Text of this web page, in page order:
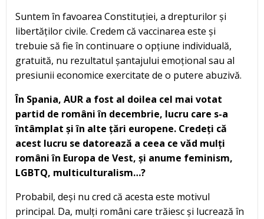
Suntem în favoarea Constituției, a drepturilor și
libertăților civile. Credem că vaccinarea este și
trebuie să fie în continuare o opțiune individuală,
gratuită, nu rezultatul șantajului emoțional sau al
presiunii economice exercitate de o putere abuzivă.
În Spania, AUR a fost al doilea cel mai votat
partid de români în decembrie, lucru care s-a
întâmplat și în alte țări europene. Credeți că
acest lucru se datorează a ceea ce văd mulți
români în Europa de Vest, și anume feminism,
LGBTQ, multiculturalism…?
Probabil, deși nu cred că acesta este motivul
principal. Da, mulți români care trăiesc și lucrează în